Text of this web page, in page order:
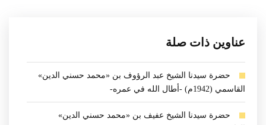
عناوين ذات صلة
حضرة سيدنا الشيخ عبد الرؤوف بن «محمد حسني الدين»
القاسمي (1942م) -أطال الله في عمره-
حضرة سيدنا الشيخ عفيف بن «محمد حسني الدين»